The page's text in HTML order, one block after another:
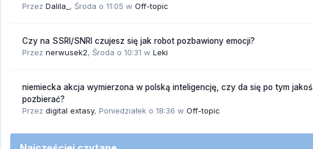
Przez Dalila_ , Środa o 11:05 w Off-topic
Czy na SSRI/SNRI czujesz się jak robot pozbawiony emocji?
Przez nerwusek2, Środa o 10:31 w Leki
niemiecka akcja wymierzona w polską inteligencję, czy da się po tym jakoś
pozbierać?
Przez digital extasy, Poniedziałek o 18:36 w Off-topic